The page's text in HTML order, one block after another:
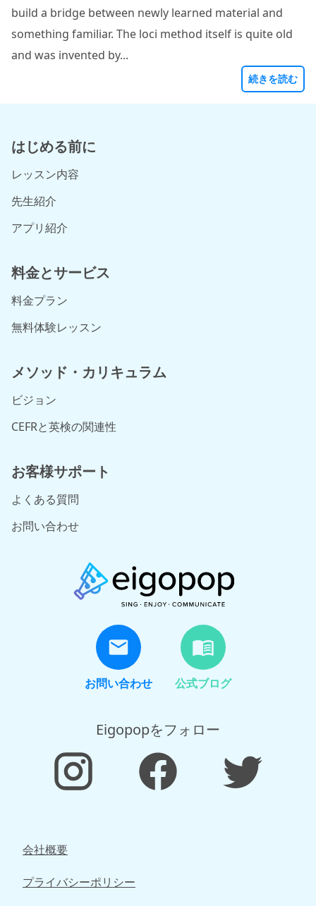
build a bridge between newly learned material and
something familiar. The loci method itself is quite old
and was invented by...
続きを読む
はじめる前に
レッスン内容
先生紹介
アプリ紹介
料金とサービス
料金プラン
無料体験レッスン
メソッド・カリキュラム
ビジョン
CEFRと英検の関連性
お客様サポート
よくある質問
お問い合わせ
お問い合わせ 公式ブログ
Eigopopをフォロー
会社概要
プライバシーポリシー